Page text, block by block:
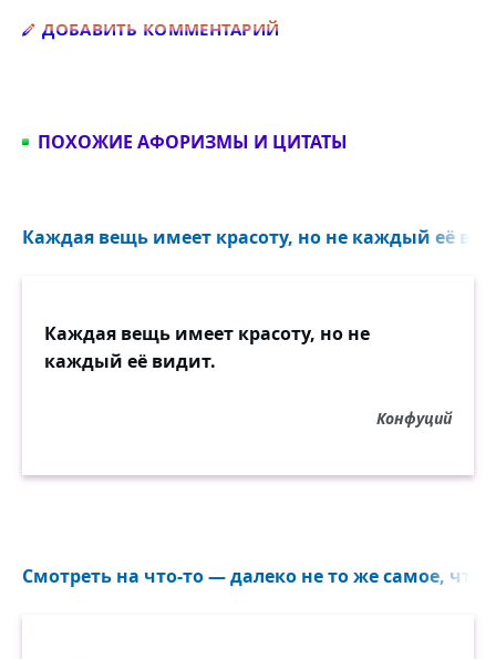
ДОБАВИТЬ КОММЕНТАРИЙ
ПОХОЖИЕ АФОРИЗМЫ И ЦИТАТЫ
Каждая вещь имеет красоту, но не каждый её
Каждая вещь имеет красоту, но не
каждый её видит.
Конфуций
Смотреть на что-то — далеко не то же самое, что